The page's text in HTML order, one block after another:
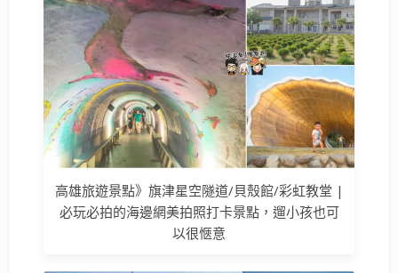
高雄旅遊景點》旗津星空隧道/貝殼館/彩虹教堂 |
必玩必拍的海邊網美拍照打卡景點，遛小孩也可
以很愜意